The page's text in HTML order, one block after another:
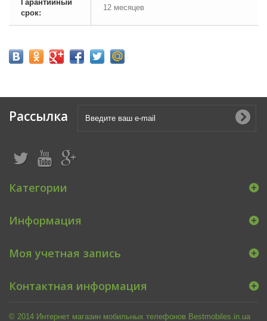
Гарантийный
срок:
12 месяцев
Рассылка
Категории
Информация
© 2014 Интернет магазин мобильных телефонов Bestmobiles.in.ua
Моя учетная запись
Контактная информация